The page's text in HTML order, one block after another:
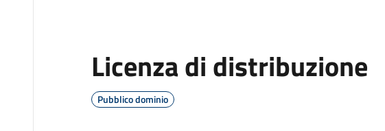
Licenza di distribuzione
Pubblico dominio